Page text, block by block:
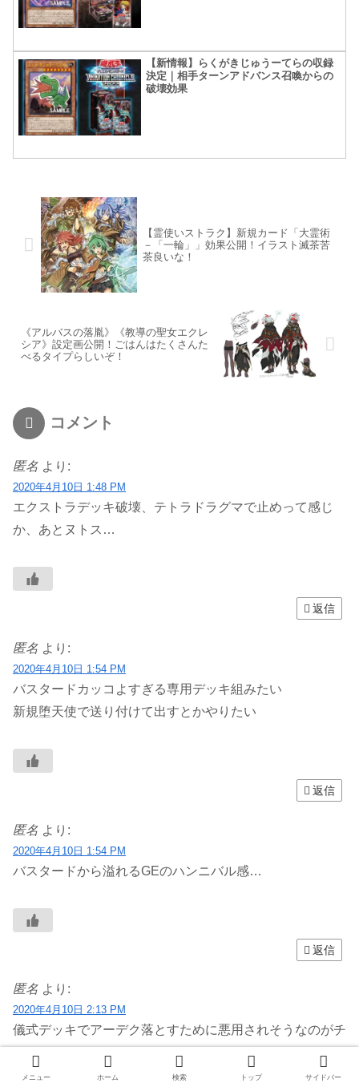
【新情報】らくがきじゅうーてらの収録
決定｜相手ターンアドバンス召喚からの
破壊効果
【霊使いストラク】新規カード「大霊術
－「一輪」」効果公開！イラスト滅茶苦
茶良いな！
《アルバスの落胤》《教導の聖女エクレ
シア》設定画公開！ごはんはたくさんた
べるタイプらしいぞ！
コメント
匿名 より:
2020年4月10日 1:48 PM
エクストラデッキ破壊、テトラドラグマで止めって感じ
か、あとヌトス…
返信
匿名 より:
2020年4月10日 1:54 PM
バスタードカッコよすぎる専用デッキ組みたい
新規堕天使で送り付けて出すとかやりたい
返信
匿名 より:
2020年4月10日 1:54 PM
バスタードから溢れるGEのハンニバル感…
返信
匿名 より:
2020年4月10日 2:13 PM
儀式デッキでアーデク落とすために悪用されそうなのがチ
メニュー ホーム 検索 トップ サイドバー